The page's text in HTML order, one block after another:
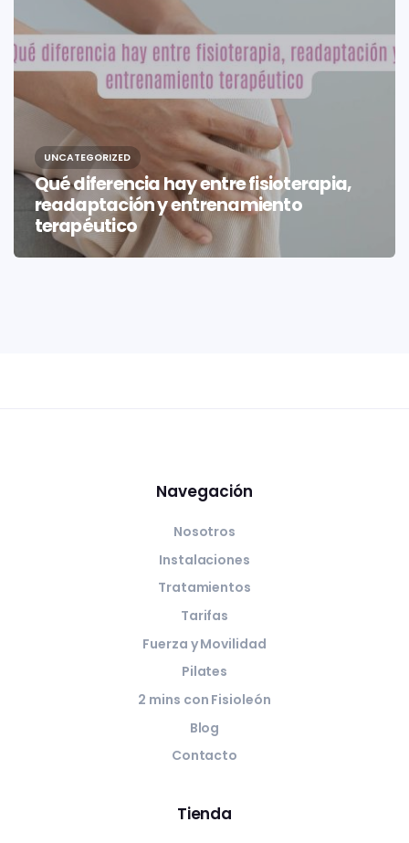
UNCATEGORIZED
Qué diferencia hay entre fisioterapia,
readaptación y entrenamiento
terapéutico
Navegación
Nosotros
Instalaciones
Tratamientos
Tarifas
Fuerza y Movilidad
Pilates
2 mins con Fisioleón
Blog
Contacto
Tienda